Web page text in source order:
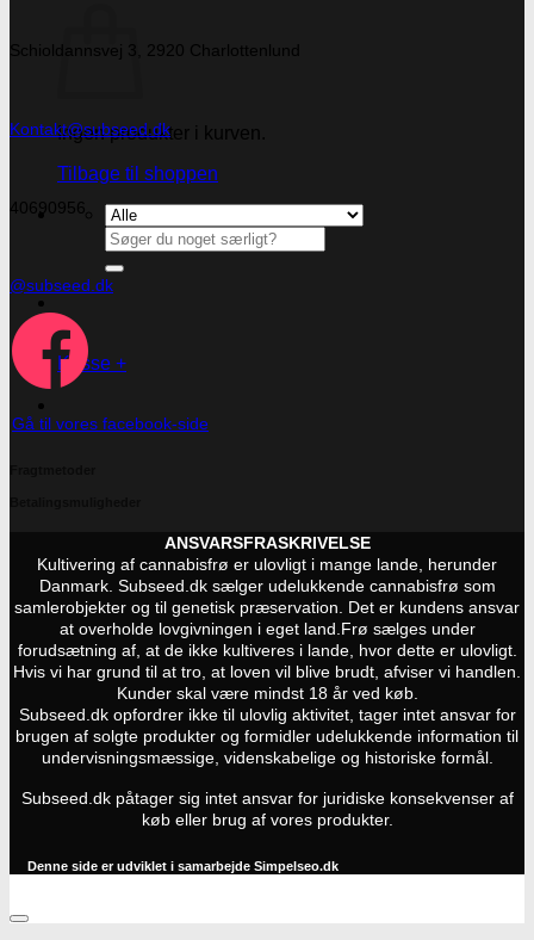
Ingen produkter i kurven.
Tilbage til shoppen
Søg
efter:
Kasse +
Schioldannsvej 3, 2920 Charlottenlund
Kontakt@subseed.dk
40690956
@subseed.dk
Gå til vores facebook-side
ANSVARSFRASKRIVELSE
Kultivering af cannabisfrø er ulovligt i mange lande, herunder
Danmark. Subseed.dk sælger udelukkende cannabisfrø som
samlerobjekter og til genetisk præservation. Det er kundens ansvar
at overholde lovgivningen i eget land. Frø sælges under
forudsætning af, at de ikke kultiveres i lande, hvor dette er ulovligt.
Hvis vi har grund til at tro, at loven vil blive brudt, afviser vi handlen.
Kunder skal være mindst 18 år ved køb.
Subseed.dk opfordrer ikke til ulovlig aktivitet, tager intet ansvar for
brugen af solgte produkter og formidler udelukkende information til
undervisningsmæssige, videnskabelige og historiske formål.
Subseed.dk påtager sig intet ansvar for juridiske konsekvenser af
køb eller brug af vores produkter.
Denne side er udviklet i samarbejde Simpelseo.dk